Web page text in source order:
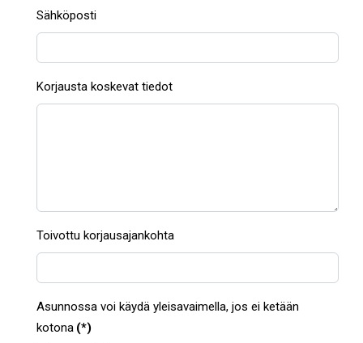
Sähköposti
Korjausta koskevat tiedot
Toivottu korjausajankohta
Asunnossa voi käydä yleisavaimella, jos ei ketään
kotona (*)